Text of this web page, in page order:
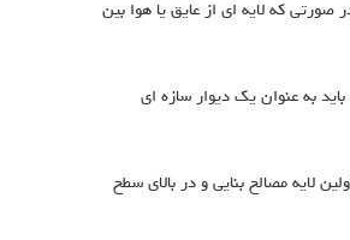
صورتی که لایه ای از عایق یا هوا بین
به عنوان یک دیوار سازه ای
لایه مصالح بنایی و در بالاي سطح